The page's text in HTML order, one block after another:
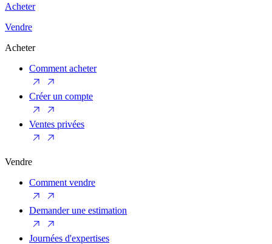
Acheter
Vendre
Acheter
Comment acheter
Créer un compte
Ventes privées
Vendre
Comment vendre
Demander une estimation
Journées d'expertises